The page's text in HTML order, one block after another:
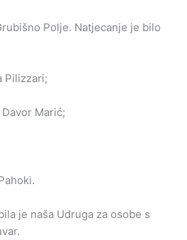
Polje. Natjecanje je bilo
Pilizzari;
Marić;
je naša Udruga za osobe s